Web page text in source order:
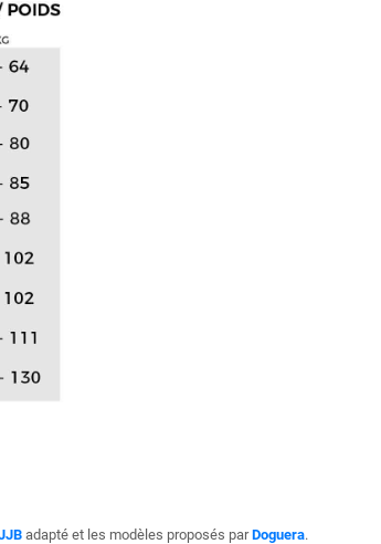
adapté et les modèles proposés parDoguera.